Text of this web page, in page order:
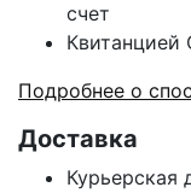
счет
Квитанцией
Подробнее о
Доставка
Курьерская